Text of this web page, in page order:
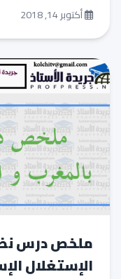
أكتوبر 14, 2018
ملخص درس
الإستغلال